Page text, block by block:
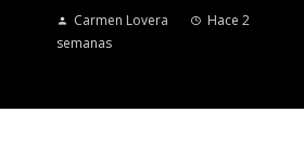
Carmen Lovera
Hace 2
semanas